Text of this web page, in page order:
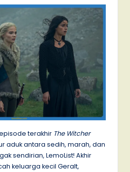
terakhir The Witcher
aduk antara sedih, marah, dan
sendirian, LemoList! Akhir
keluarga kecil Geralt,